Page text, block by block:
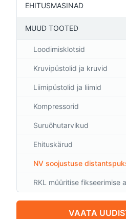
EHITUSMASINAD
MUUD TOOTED
Loodimisklotsid
Kruvipüstolid ja kruvid
Liimipüstolid ja liimid
Kompressorid
Suruõhutarvikud
Ehituskärud
NV soojustuse
RKL müüritise fikseerimise
VAATA